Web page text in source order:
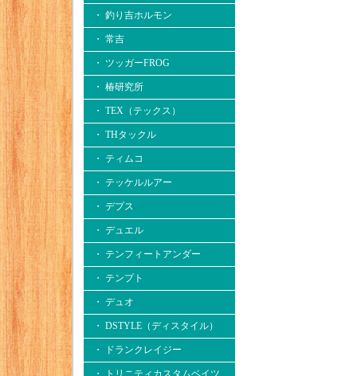
・ 釣り吉ホルモン
・ 常吉
・ ツッガーFROG
・ 椿研究所
・ TEX（テックス）
・ THタックル
・ ティムコ
・ テッケルルアー
・ デプス
・ デュエル
・ テンフィートアンダー
・ テンプト
・ デュオ
・ DSTYLE（ディスタイル）
・ ドランクレイジー
・ トリニティカスタムベイツ